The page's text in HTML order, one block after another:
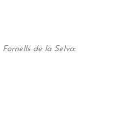
Fornells de la Selva: